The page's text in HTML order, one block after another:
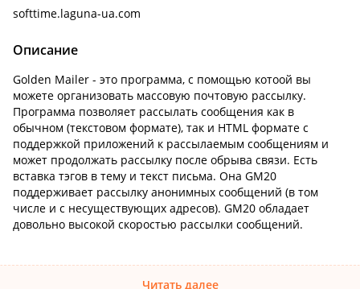
softtime.laguna-ua.com
Описание
Golden Mailer - это программа, с помощью котоой вы
можете организовать массовую почтовую рассылку.
Программа позволяет рассылать сообщения как в
обычном (текстовом формате), так и HTML формате с
поддержкой приложений к рассылаемым сообщениям и
может продолжать рассылку после обрыва связи. Есть
вставка тэгов в тему и текст письма. Она GM20
поддерживает рассылку анонимных сообщений (в том
числе и с несуществующих адресов). GM20 обладает
довольно высокой скоростью рассылки сообщений.
Читать далее